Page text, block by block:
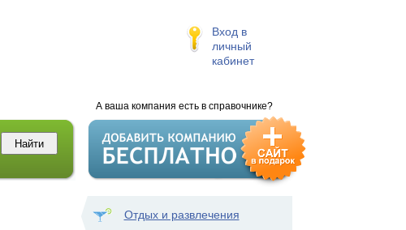
Вход в
личный
кабинет
А ваша компания есть в справочнике?
Отдых и развлечения